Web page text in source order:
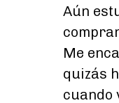
Aún
Me
quizás
cuando